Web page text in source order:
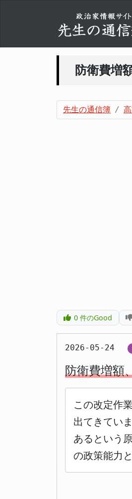
防衛費増
先生の通信簿
0件のGood
2026-05-24
防衛費増額
この改定作
出てきてい
あるという
の政策能力